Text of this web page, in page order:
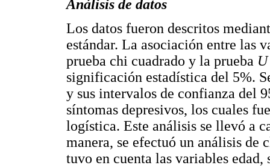
Análisis de datos
Los datos fueron descritos
estándar. La asociación entre las
prueba chi cuadrado y la prueba U
significación estadística del 5%.
y sus intervalos de confianza del
síntomas depresivos, los cuales
logística. Este análisis se llevó a
manera, se efectuó un análisis de
tuvo en cuenta las variables